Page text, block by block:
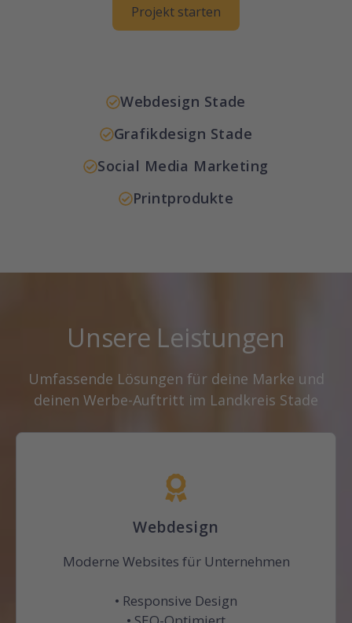
Projekt starten
Webdesign Stade
Grafikdesign Stade
Social Media Marketing
Printprodukte
Unsere Leistungen
Umfassende Lösungen für deine Marke und
deinen Werbe-Auftritt im Landkreis Stade
Webdesign
Moderne Websites für Unternehmen
• Responsive Design